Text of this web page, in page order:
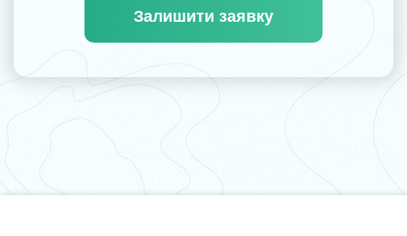
Залишити заявку